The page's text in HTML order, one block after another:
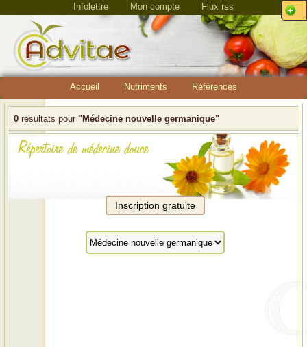
Infolettre Mon compte Flux rss
Accueil Nutriments Références
0 resultats pour "Médecine nouvelle germanique"